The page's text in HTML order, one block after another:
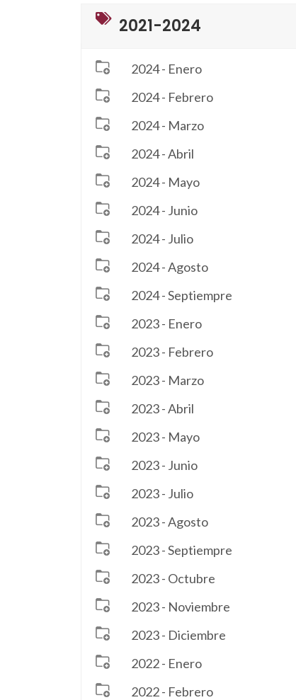
2021-2024
2024 - Enero
2024 - Febrero
2024 - Marzo
2024 - Abril
2024 - Mayo
2024 - Junio
2024 - Julio
2024 - Agosto
2024 - Septiempre
2023 - Enero
2023 - Febrero
2023 - Marzo
2023 - Abril
2023 - Mayo
2023 - Junio
2023 - Julio
2023 - Agosto
2023 - Septiempre
2023 - Octubre
2023 - Noviembre
2023 - Diciembre
2022 - Enero
2022 - Febrero